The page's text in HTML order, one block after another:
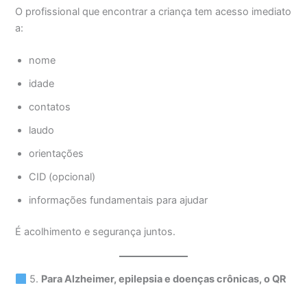
O profissional que encontrar a criança tem acesso imediato
a:
nome
idade
contatos
laudo
orientações
CID (opcional)
informações fundamentais para ajudar
É acolhimento e segurança juntos.
5. Para Alzheimer, epilepsia e doenças crônicas, o QR